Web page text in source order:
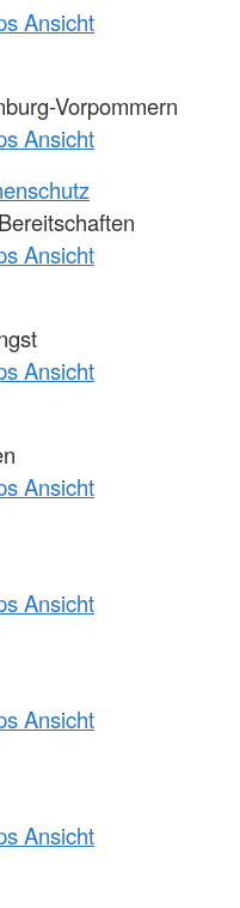
Ansicht
Vorpommern
Ansicht
Ansicht
Ansicht
Ansicht
Ansicht
Ansicht
Ansicht